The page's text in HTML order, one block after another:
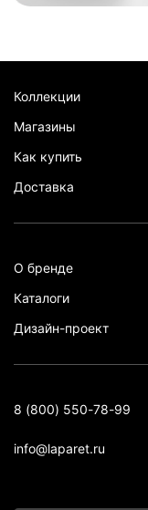
Коллекции
Магазины
Как купить
Доставка
О бренде
Каталоги
Дизайн-проект
8 (800) 550-78-99
info@laparet.ru